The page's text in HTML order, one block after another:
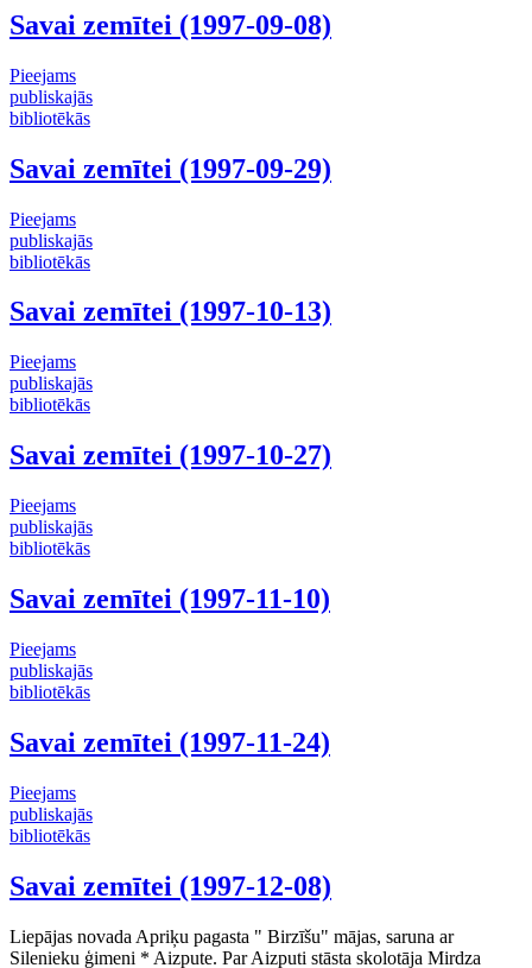
Savai zemītei (1997-09-08)
Pieejams
publiskajās
bibliotēkās
Savai zemītei (1997-09-29)
Pieejams
publiskajās
bibliotēkās
Savai zemītei (1997-10-13)
Pieejams
publiskajās
bibliotēkās
Savai zemītei (1997-10-27)
Pieejams
publiskajās
bibliotēkās
Savai zemītei (1997-11-10)
Pieejams
publiskajās
bibliotēkās
Savai zemītei (1997-11-24)
Pieejams
publiskajās
bibliotēkās
Savai zemītei (1997-12-08)
Liepājas novada Apriķu pagasta " Birzīšu" mājas, saruna ar
Silenieku ģimeni * Aizpute. Par Aizputi stāsta skolotāja Mirdza